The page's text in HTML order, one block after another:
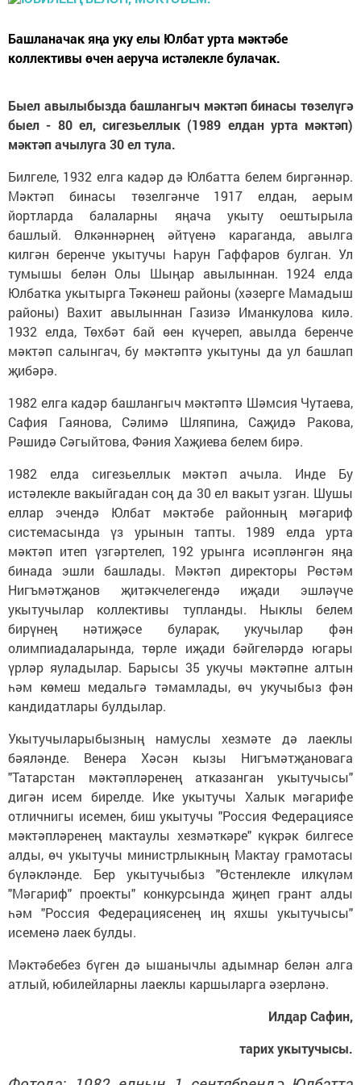
Башланачак яңа уку елы Юлбат урта мәктәбе
коллективы өчен аеруча истәлекле булачак.
Быел авылыбызда башлангыч мәктәп бинасы төзелүгә
быел - 80 ел, сигезьеллык (1989 елдан урта мәктәп)
мәктәп ачылуга 30 ел тула.
Билгеле, 1932 елга кадәр дә Юлбатта белем биргәннәр.
Мәктәп бинасы төзелгәнче 1917 елдан, аерым
йортларда балаларны яңача укыту оештырыла
башлый. Өлкәннәрнең әйтүенә караганда, авылга
килгән беренче укытучы Һарун Гаффаров булган. Ул
тумышы белән Олы Шыңар авылыннан. 1924 елда
Юлбатка укытырга Тәкәнеш районы (хәзерге Мамадыш
районы) Вахит авылыннан Газизә Иманкулова килә.
1932 елда, Төхбәт бай өен күчереп, авылда беренче
мәктәп салынгач, бу мәктәптә укытуны да ул башлап
җибәрә.
1982 елга кадәр башлангыч мәктәптә Шәмсия Чутаева,
Сафия Гаянова, Сәлимә Шляпина, Саҗидә Ракова,
Рәшидә Сәгыйтова, Фәния Хаҗиева белем бирә.
1982 елда сигезьеллык мәктәп ачыла. Инде Бу
истәлекле вакыйгадан соң да 30 ел вакыт узган. Шушы
еллар эчендә Юлбат мәктәбе районның мәгариф
системасында үз урынын тапты. 1989 елда урта
мәктәп итеп үзгәртелеп, 192 урынга исәпләнгән яңа
бинада эшли башлады. Мәктәп директоры Рөстәм
Нигъмәтҗанов җитәкчелегендә иҗади эшләүче
укытучылар коллективы тупланды. Ныклы белем
бирүнең нәтиҗәсе буларак, укучылар фән
олимпиадаларында, төрле иҗади бәйгеләрдә югары
үрләр яуладылар. Барысы 35 укучы мәктәпне алтын
һәм көмеш медальгә тәмамлады, өч укучыбыз фән
кандидатлары булдылар.
Укытучыларыбызның намуслы хезмәте дә лаеклы
бәяләнде. Венера Хәсән кызы Нигъмәтҗановага
"Татарстан мәктәпләренең атказанган укытучысы"
дигән исем бирелде. Ике укытучы Халык мәгарифе
отличнигы исемен, биш укытучы "Россия Федерациясе
мәктәпләренең мактаулы хезмәткәре" күкрәк билгесе
алды, өч укытучы министрлыкның Мактау грамотасы
бүләкләнде. Бер укытучыбыз "Өстенлекле илкүләм
"Мәгариф" проекты" конкурсында җиңеп грант алды
һәм "Россия Федерациясенең иң яхшы укытучысы"
исеменә лаек булды.
Мәктәбебез бүген дә ышанычлы адымнар белән алга
атлый, юбилейларны лаеклы каршыларга әзерләнә.
Илдар Сафин,
тарих укытучысы.